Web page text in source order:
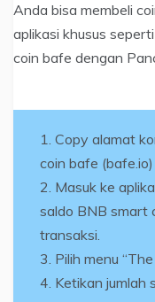
Anda bisa membeli
aplikasi khusus
coin bafe dengan
Copy alamat
coin bafe (bafe.io)
Masuk ke
saldo BNB smart
transaksi.
Pilih menu
Ketikan jumlah